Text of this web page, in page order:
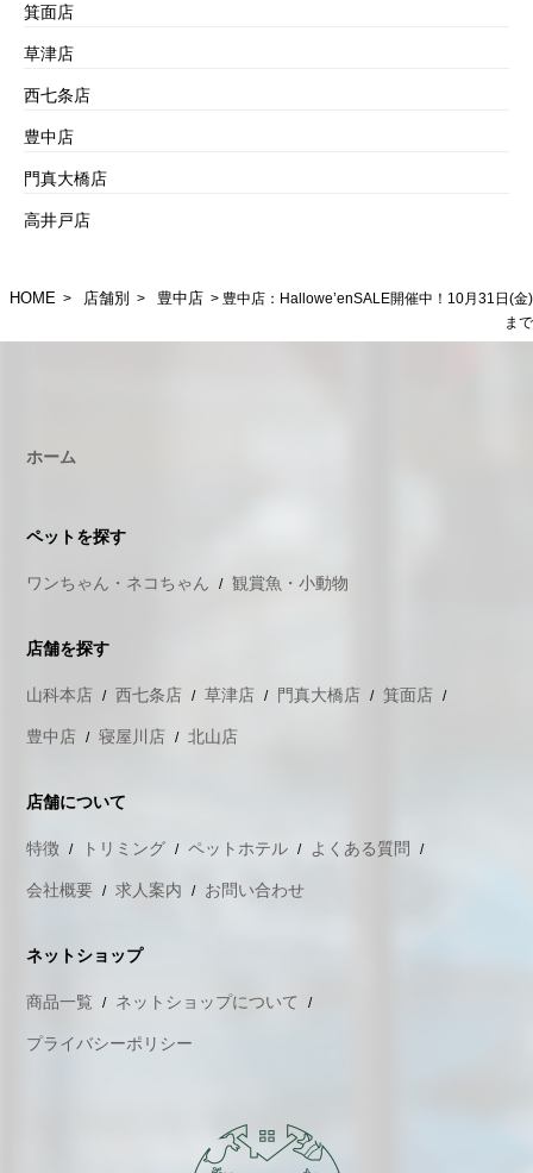
箕面店
草津店
西七条店
豊中店
門真大橋店
高井戸店
HOME > 店舗別 > 豊中店 > 豊中店：Hallowe’enSALE開催中！10月31日(金)
まで
ホーム
ペットを探す
ワンちゃん・ネコちゃん 観賞魚・小動物
店舗を探す
山科本店 西七条店 草津店 門真大橋店 箕面店
豊中店 寝屋川店 北山店
店舗について
特徴 トリミング ペットホテル よくある質問
会社概要 求人案内 お問い合わせ
ネットショップ
商品一覧 ネットショップについて
プライバシーポリシー